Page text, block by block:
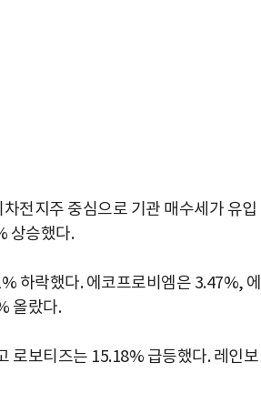
전지주 중심으로 기관 매수세가 유입
상승했다.
하락했다. 에코프로비엠은 3.47%, 에
올랐다.
로보티즈는 15.18% 급등했다. 레인보